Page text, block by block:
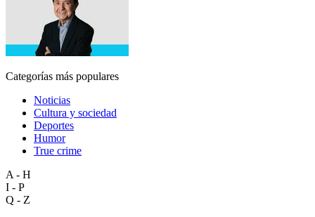
Categorías más populares
Noticias
Cultura y sociedad
Deportes
Humor
True crime
A - H
I - P
Q - Z